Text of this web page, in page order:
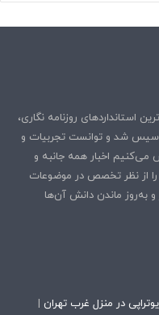
استانداردهای روزنامه نگاری،
اخلاقی، تولید محتوا و.. در سال ۱۴۰۴ تاسیس شد و توانست تجربیات و
می‌کنیم اخبار همه جانبه و
را از نظر تخصص در موضوعات
ماندن دانش آن‌ها
در منزل غرب تهران |